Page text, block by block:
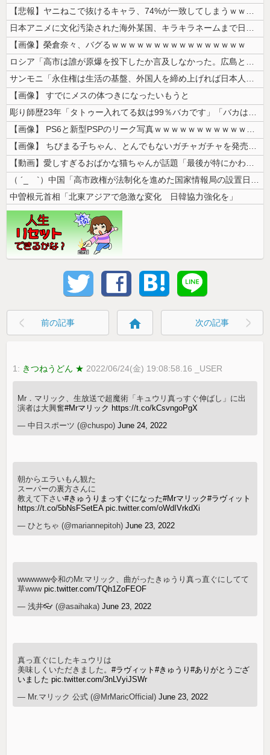
【悲報】ヤニねこで抜けるキャラ、74%が一致してしまうｗｗｗｗｗ
日本アニメに文化汚染された海外某国、キラキラネームまで日本風の”あれ”...
【画像】榮倉奈々、バグるｗｗｗｗｗｗｗｗｗｗｗｗｗｗｗｗ
ロシア「高市は誰が原爆を投下したか言及しなかった。広島と長崎に落ちたの...
サンモニ「永住権は生活の基盤、外国人を締め上げれば日本人が生きやすくな...
【画像】 すでにメスの体つきになったいもうと
彫り師歴23年「タトゥー入れてる奴は99％バカです」「バカは5000円...
【画像】 PS6と新型PSPのリーク写真ｗｗｗｗｗｗｗｗｗｗｗｗｗｗｗ...
【画像】 ちびまる子ちゃん、とんでもないガチャガチャを発売してしまうｗ...
【動画】愛しすぎるおばかな猫ちゃんが話題「最後が特にかわいいｗ」
（ ´_ゝ`）中国「高市政権が法制化を進めた国家情報局の設置日が7月3...
中曽根元首相「北東アジアで急激な変化 日韓協力強化を」
前の記事 home 次の記事
1: きつねうどん ★ 2022/06/24(金) 19:08:58.16 _USER
Mr．マリック、生放送で超魔術「キュウリ真っすぐ伸ばし」に出
演者は大興奮#Mrマリック https://t.co/kCsvngoPgX
— 中日スポーツ (@chuspo)June 24, 2022
朝からエラいもん観た
スーパーの裏方さんに
教えて下さい#きゅうりまっすぐになった#Mrマリック#ラヴィット
https://t.co/5bNsFSetEA pic.twitter.com/oWdIVrkdXi
— ひとちゃ (@mariannepitoh)June 23, 2022
wwwwww令和のMr.マリック、曲がったきゅうり真っ直ぐにしてて
草wwwpic.twitter.com/TQh1ZoFEOF
— 浅井👓 (@asaihaka)June 23, 2022
真っ直ぐにしたキュウリは
美味しくいただきました。#ラヴィット#きゅうり#ありがとうござ
いました pic.twitter.com/3nLVyiJSWr
— Mr.マリック 公式 (@MrMaricOfficial)June 23, 2022